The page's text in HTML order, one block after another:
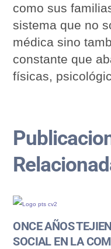
como sus
sistema que no
médica sino
constante que
físicas,
ONCE AÑOS
SOCIAL EN LA